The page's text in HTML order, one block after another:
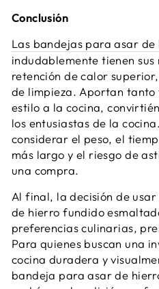
Conclusión
Las bandejas para asar
indudablemente tienen
retención de calor
de limpieza. Aportan
estilo a la cocina,
los entusiastas de la
considerar el peso, el
más largo y el riesgo de
una compra.
Al final, la decisión de
de hierro fundido
preferencias culinarias,
Para quienes buscan una
cocina duradera y
bandeja para asar de